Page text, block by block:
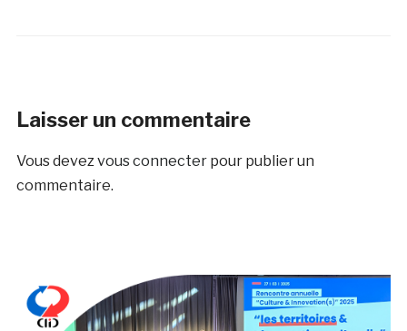
Laisser un commentaire
Vous devez vous connecterpour publier un
commentaire.